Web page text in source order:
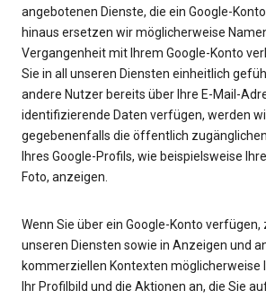
angebotenen Dienste, die ein Google-
hinaus ersetzen wir möglicherweise
Vergangenheit mit Ihrem Google-Konto
Sie in all unseren Diensten einheitlich
andere Nutzer bereits über Ihre E-Mail-
identifizierende Daten verfügen, werden
gegebenenfalls die öffentlich
Ihres Google-Profils, wie beispielsweise
Foto, anzeigen.
Wenn Sie über ein Google-Konto verfügen,
unseren Diensten sowie in Anzeigen und
kommerziellen Kontexten möglicherweise
Ihr Profilbild und die Aktionen an, die Sie